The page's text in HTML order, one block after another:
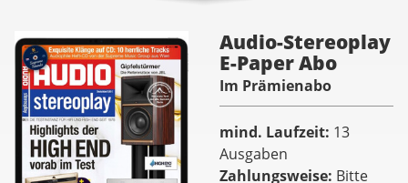
Audio-Stereoplay
E-Paper Abo
Im Prämienabo
mind. Laufzeit 13
Ausgaben
Zahlungsweise Bitte